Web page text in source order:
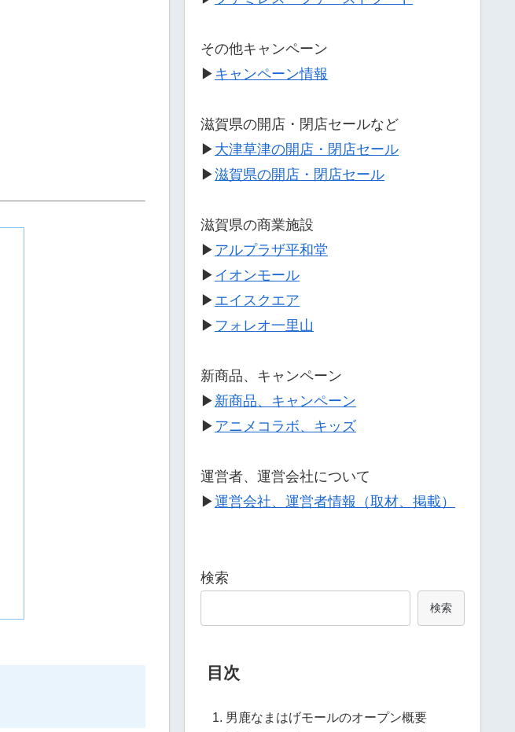
その他キャンペーン
▶ キャンペーン情報
滋賀県の開店・閉店セールなど
▶ 大津草津の開店・閉店セール
▶滋賀県の開店・閉店セール
滋賀県の商業施設
▶ アルプラザ平和堂
▶ イオンモール
▶ エイスクエア
▶ フォレオ一里山
新商品、キャンペーン
▶ 新商品、キャンペーン
▶ アニメコラボ、キッズ
運営者、運営会社について
▶運営会社、運営者情報（取材、掲載）
検索
検索
目次
男鹿なまはげモールのオープン概要